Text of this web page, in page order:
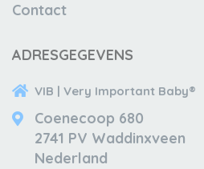
Contact
ADRESGEGEVENS
VIB | Very Important Baby®
Coenecoop 680
2741 PV Waddinxveen
Nederland